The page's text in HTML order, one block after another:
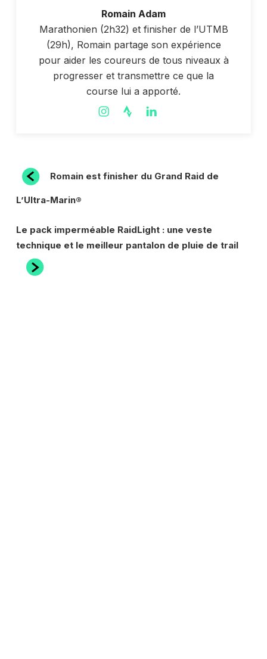
Romain Adam
Marathonien (2h32) et finisher de l’UTMB
(29h), Romain partage son expérience
pour aider les coureurs de tous niveaux à
progresser et transmettre ce que la
course lui a apporté.
NAVIGATION
DE
Article
précédent
Romain est finisher du Grand Raid de
L’Ultra-Marin®
Article
suivant
Le pack imperméable RaidLight : une veste
technique et le meilleur pantalon de pluie de trail